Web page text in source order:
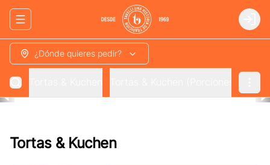
Abrir menu de navegación Login
¿Dónde quieres pedir?
Tortas & Kuchen